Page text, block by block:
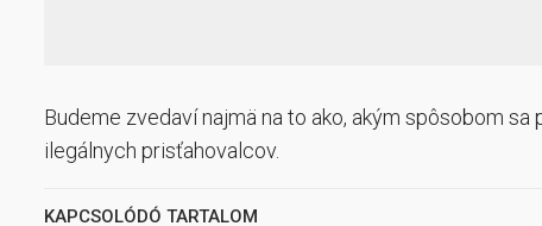
Budeme zvedaví najmä na to ako, akým spôsobom
ilegálnych prisťahovalcov.
KAPCSOLÓDÓ TARTALOM